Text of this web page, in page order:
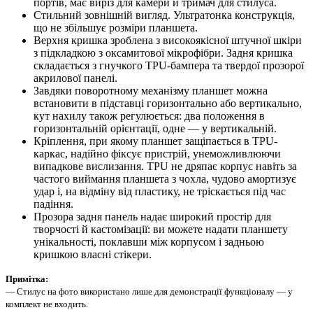
Стильний зовнішній вигляд. Ультратонка конструкція,
що не збільшує розміри планшета.
Верхня кришка зроблена з високоякісної штучної шкіри
з підкладкою з оксамитової мікрофібри. Задня кришка
складається з гнучкого TPU-бампера та твердої прозорої
акрилової панелі.
Завдяки поворотному механізму планшет можна
встановити в підставці горизонтально або вертикально,
кут нахилу також регулюється: два положення в
горизонтальній орієнтації, одне — у вертикальній.
Кріплення, при якому планшет защіпається в TPU-
каркас, надійно фіксує пристрій, унеможливлюючи
випадкове вислизання. TPU не дряпає корпус навіть за
частого виймання планшета з чохла, чудово амортизує
удар і, на відміну від пластику, не тріскається під час
падіння.
Прозора задня панель надає широкий простір для
творчості й кастомізації: ви можете надати планшету
унікальності, поклавши між корпусом і задньою
кришкою власні стікери.
Примітка:
— Стилус на фото використано лише для демонстрації функціоналу — у
комплект не входить.